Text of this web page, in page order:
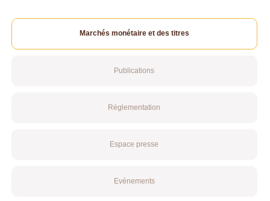
Marchés monétaire et des titres
Publications
Réglementation
Espace presse
Evénements